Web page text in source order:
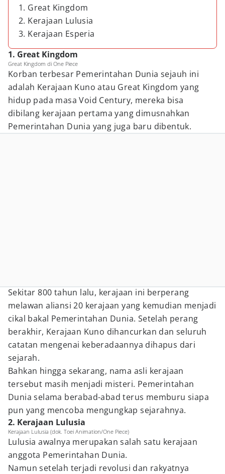
1. Great Kingdom
2. Kerajaan Lulusia
3. Kerajaan Esperia
1. Great Kingdom
Great Kingdom di One Piece
Korban terbesar Pemerintahan Dunia sejauh ini
adalah Kerajaan Kuno atau Great Kingdom yang
hidup pada masa Void Century, mereka bisa
dibilang kerajaan pertama yang dimusnahkan
Pemerintahan Dunia yang juga baru dibentuk.
Sekitar 800 tahun lalu, kerajaan ini berperang
melawan aliansi 20 kerajaan yang kemudian menjadi
cikal bakal Pemerintahan Dunia. Setelah perang
berakhir, Kerajaan Kuno dihancurkan dan seluruh
catatan mengenai keberadaannya dihapus dari
sejarah.
Bahkan hingga sekarang, nama asli kerajaan
tersebut masih menjadi misteri. Pemerintahan
Dunia selama berabad-abad terus memburu siapa
pun yang mencoba mengungkap sejarahnya.
2. Kerajaan Lulusia
Kerajaan Lulusia (dok. Toei Animation/One Piece)
Lulusia awalnya merupakan salah satu kerajaan
anggota Pemerintahan Dunia.
Namun setelah terjadi revolusi dan rakyatnya